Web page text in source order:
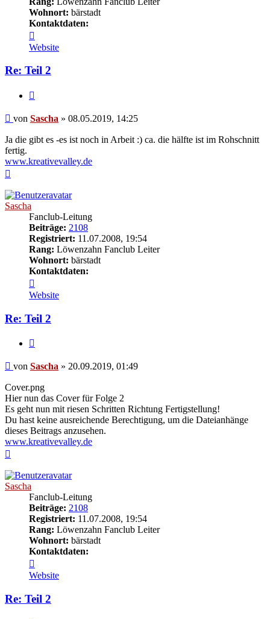
Wohnort: bärstadt
Kontaktdaten:
von
Sascha
Website
Re: Teil 2
Beitrag
von Sascha » 08.05.2019, 14:25
Ja die gibt es -es ist noch in Arbeit :) ca. die hälfte ist im Rohschnitt
fertig.
www.kreativevalley.de
Sascha
Fanclub-Leitung
Beiträge: 2108
Registriert: 11.07.2008, 19:54
Rang: Löwenzahn Fanclub Leiter
Wohnort: bärstadt
Kontaktdaten:
von
Sascha
Website
Re: Teil 2
Beitrag
von Sascha » 20.09.2019, 01:49
Cover.png
Hier nun das Cover für Folge 2
Es geht nun mit riesen Schritten Richtung Fertigstellung!
Du hast keine ausreichende Berechtigung, um die Dateianhänge
dieses Beitrags anzusehen.
www.kreativevalley.de
Sascha
Fanclub-Leitung
Beiträge: 2108
Registriert: 11.07.2008, 19:54
Rang: Löwenzahn Fanclub Leiter
Wohnort: bärstadt
Kontaktdaten:
von
Sascha
Website
Re: Teil 2